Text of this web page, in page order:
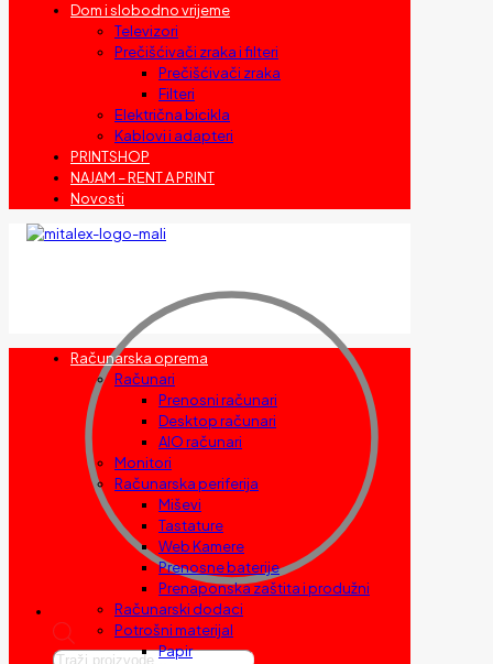
Dom i slobodno vrijeme
Televizori
Prečišćivači zraka i filteri
Prečišćivači zraka
Filteri
Električna bicikla
Kablovi i adapteri
PRINTSHOP
NAJAM – RENT A PRINT
Novosti
Products
Računarska oprema
Računari
Prenosni računari
Desktop računari
AIO računari
Monitori
Računarska periferija
Miševi
Tastature
Web Kamere
Prenosne baterije
Prenaponska zaštita i produžni
Računarski dodaci
Potrošni materijal
Papir